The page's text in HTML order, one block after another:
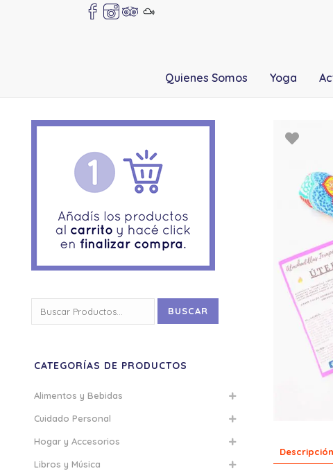
Quienes Somos Yoga
Descripción
por:
BUSCAR
CATEGORÍAS DE PRODUCTOS
Alimentos y Bebidas
Cuidado Personal
Hogar y Accesorios
Libros y Música